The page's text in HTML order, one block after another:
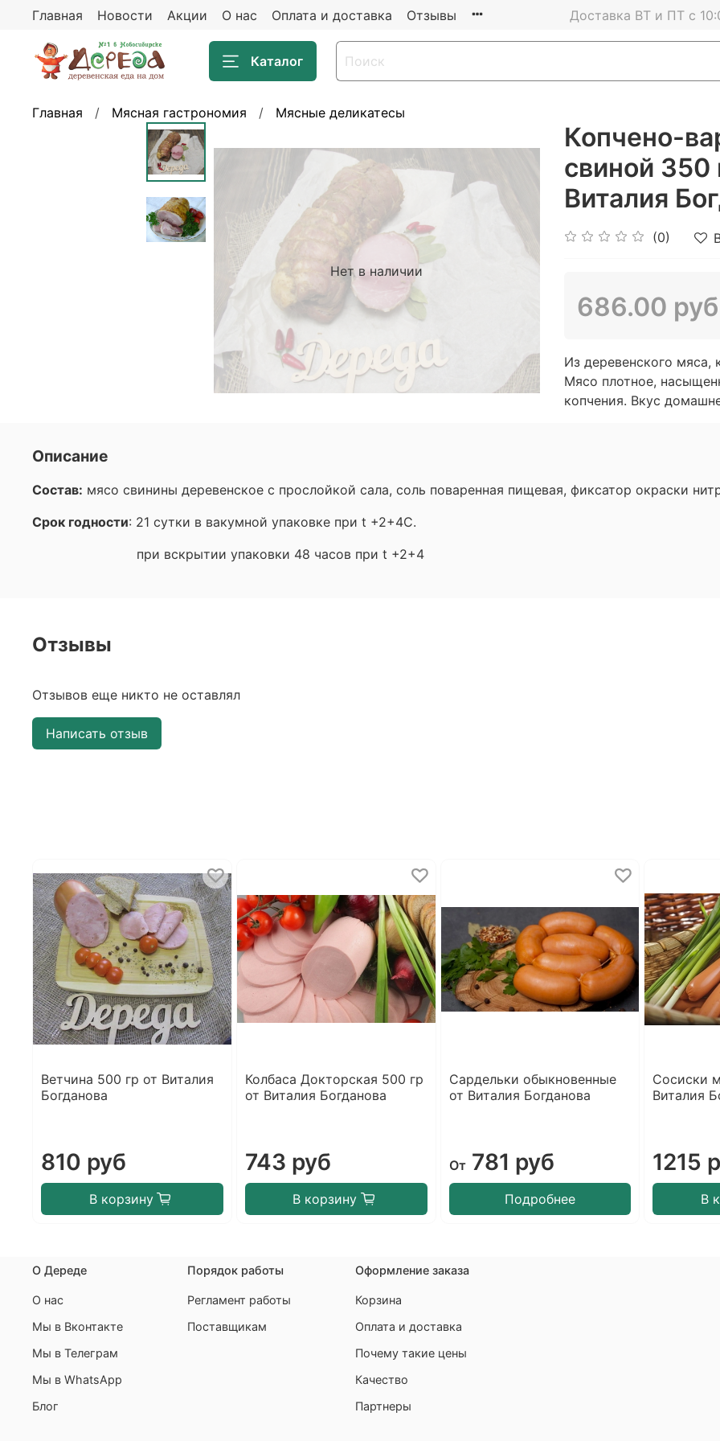
Главная Новости Акции О нас Оплата и доставка Отзывы Доставка ВТ и ПТ с
Каталог
Главная Мясная гастрономия Мясные деликатесы
Нет в наличии
Копчено-
свиной 350
Виталия
(0)
686.00 руб
Из деревенского
Мясо плотное,
копчения. Вкус
Описание
Состав: мясо свинины деревенское с прослойкой сала, соль поваренная пищевая, фиксатор окраски
Срок годности: 21 сутки в вакумной упаковке при t +2+4С.
при вскрытии упаковки 48 часов при t +2+4
Отзывы
Отзывов еще никто не оставлял
Написать отзыв
Ветчина 500 гр от Виталия
Богданова
810 руб
В корзину
Колбаса Докторская 500 гр
от Виталия Богданова
743 руб
В корзину
Сардельки обыкновенные
от Виталия Богданова
От781 руб
Подробнее
Сосиски
Виталия
1215
В
О Дереде
О нас
Мы в Вконтакте
Мы в Телеграм
Мы в WhatsApp
Блог
Порядок работы
Регламент работы
Поставщикам
Оформление заказа
Корзина
Оплата и доставка
Почему такие цены
Качество
Партнеры